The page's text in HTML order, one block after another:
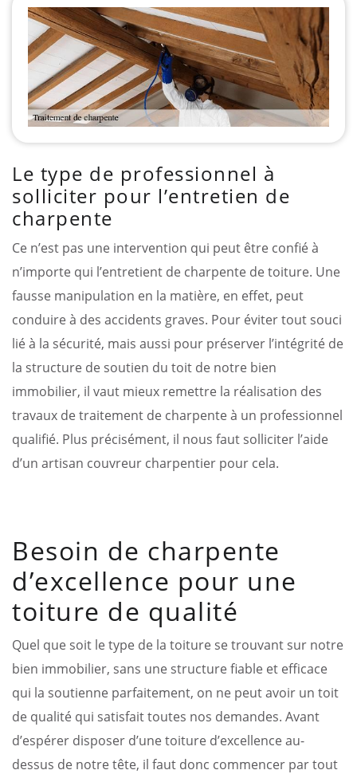
Le type de professionnel à
solliciter pour l’entretien de
charpente
Ce n’est pas une intervention qui peut être confié à
n’importe qui l’entretient de charpente de toiture. Une
fausse manipulation en la matière, en effet, peut
conduire à des accidents graves. Pour éviter tout souci
lié à la sécurité, mais aussi pour préserver l’intégrité de
la structure de soutien du toit de notre bien
immobilier, il vaut mieux remettre la réalisation des
travaux de traitement de charpente à un professionnel
qualifié. Plus précisément, il nous faut solliciter l’aide
d’un artisan couvreur charpentier pour cela.
Besoin de charpente
d’excellence pour une
toiture de qualité
Quel que soit le type de la toiture se trouvant sur notre
bien immobilier, sans une structure fiable et efficace
qui la soutienne parfaitement, on ne peut avoir un toit
de qualité qui satisfait toutes nos demandes. Avant
d’espérer disposer d’une toiture d’excellence au-
dessus de notre tête, il faut donc commencer par tout